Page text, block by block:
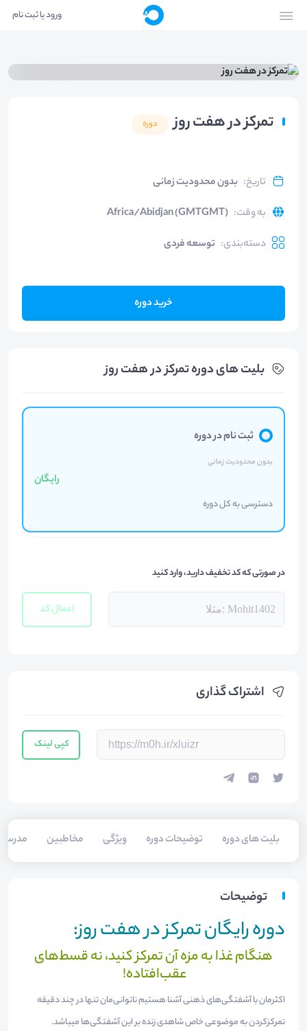
ورود یا ثبت نام
تمرکز در هفت روز دوره
تاریخ: بدون محدودیت زمانی
به وقت:
Africa/Abidjan (GMTGMT)
دسته‌بندی: توسعه فردی
خرید دوره
اشتراک گذاری
کپی لینک
بلیت های دوره توضیحات دوره ویژگی مخاطبین
بلیت های دوره تمرکز در هفت روز
ثبت نام در دوره
بدون محدودیت زمانی
رایگان
دسترسی به کل دوره
در صورتی که کد تخفیف دارید، وارد کنید
اعمال کد
توضیحات
دوره رایگان تمرکز در هفت روز:
هنگام غذا به مزه آن تمرکز کنید، نه قسط‌های
عقب‌افتاده!
اکثرمان با آشفتگی‌های ذهنی آشنا هستیم ناتوانی‌مان تنها در چند دقیقه
تمرکزکردن به موضوعی خاص شاهدی زنده بر این آشفتگی‌ها میباشد.